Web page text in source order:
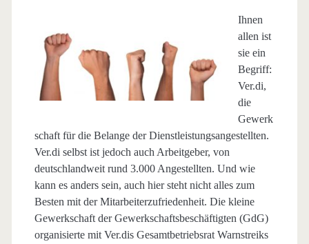
Ihnen
allen ist
sie ein
Begriff:
Ver.di,
die
Gewerk
schaft für die Belange der Dienstleistungsangestellten.
Ver.di selbst ist jedoch auch Arbeitgeber, von
deutschlandweit rund 3.000 Angestellten. Und wie
kann es anders sein, auch hier steht nicht alles zum
Besten mit der Mitarbeiterzufriedenheit. Die kleine
Gewerkschaft der Gewerkschaftsbeschäftigten (GdG)
organisierte mit Ver.dis Gesamtbetriebsrat Warnstreiks